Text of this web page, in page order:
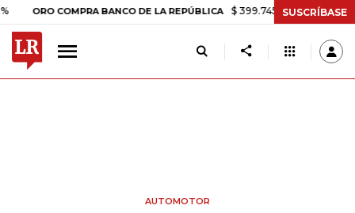
COMPRA BANCO DE LA REPÚBLICA $ 399.745,16 +$ 2.295,71 +0,58%
SUSCRÍBASE
AUTOMOTOR